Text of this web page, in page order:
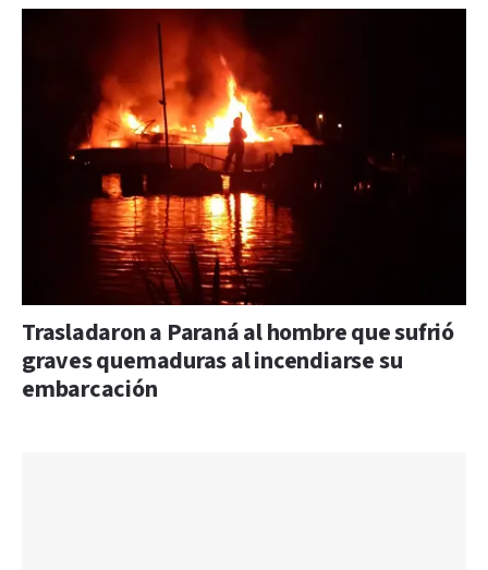
Trasladaron a Paraná al hombre que sufrió
graves quemaduras al incendiarse su
embarcación